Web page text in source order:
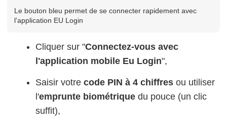
Le bouton bleu permet de se connecter rapidement avec
l'application EU Login
Cliquer sur "Connectez-vous avec
l'application mobile Eu Login",
Saisir votre code PIN à 4 chiffres ou utiliser
l'emprunte biométrique du pouce (un clic
suffit),